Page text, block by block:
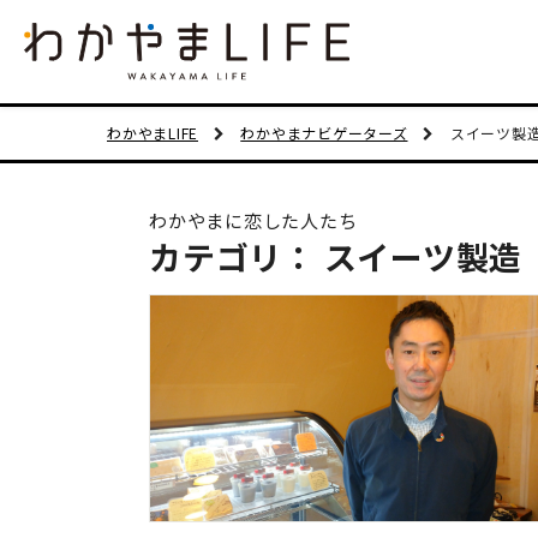
わかやまLIFE わかやまナビゲーターズ スイーツ製
わかやまに恋した人たち
カテゴリ： スイーツ製造